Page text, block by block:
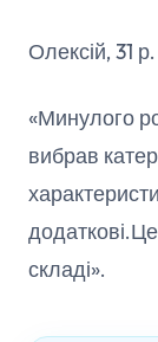
Олексій, 31 р.
«Минулого
вибрав
складі».